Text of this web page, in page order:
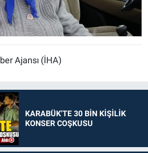
Ajansı (İHA)
KARABÜK'TE 30 BİN KİŞİLİK
KONSER COŞKUSU